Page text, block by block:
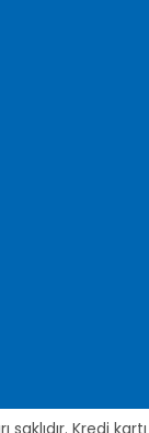
saklıdır. Kredi